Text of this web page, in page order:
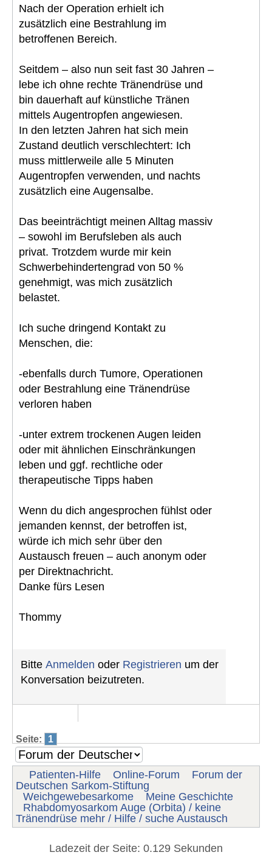
Nach der Operation erhielt ich
zusätzlich eine Bestrahlung im
betroffenen Bereich.
Seitdem – also nun seit fast 30 Jahren –
lebe ich ohne rechte Tränendrüse und
bin dauerhaft auf künstliche Tränen
mittels Augentropfen angewiesen.
In den letzten Jahren hat sich mein
Zustand deutlich verschlechtert: Ich
muss mittlerweile alle 5 Minuten
Augentropfen verwenden, und nachts
zusätzlich eine Augensalbe.
Das beeinträchtigt meinen Alltag massiv
– sowohl im Berufsleben als auch
privat. Trotzdem wurde mir kein
Schwerbehindertengrad von 50 %
genehmigt, was mich zusätzlich
belastet.
Ich suche dringend Kontakt zu
Menschen, die:
-ebenfalls durch Tumore, Operationen
oder Bestrahlung eine Tränendrüse
verloren haben
-unter extrem trockenen Augen leiden
oder mit ähnlichen Einschränkungen
leben und ggf. rechtliche oder
therapeutische Tipps haben
Wenn du dich angesprochen fühlst oder
jemanden kennst, der betroffen ist,
würde ich mich sehr über den
Austausch freuen – auch anonym oder
per Direktnachricht.
Danke fürs Lesen
Thommy
Bitte Anmelden oder Registrieren um der
Konversation beizutreten.
Seite: 1
Patienten-Hilfe Online-Forum
Forum der
Deutschen Sarkom-Stiftung
Weichgewebesarkome
Meine Geschichte
Rhabdomyosarkom Auge (Orbita) / keine
Tränendrüse mehr / Hilfe / suche Austausch
Ladezeit der Seite: 0.129 Sekunden